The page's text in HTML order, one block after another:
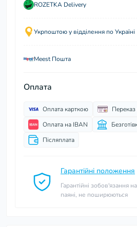
ROZETKA Delivery
Укрпоштою у відділення по Україні
Meest Пошта
Оплата
Оплата карткою
Переказ
Оплата на IBAN
Післяплата
Гарантійні положення
Гарантійні зобов'язання
паяні, не поширюються